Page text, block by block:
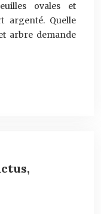
ovales et
argenté. Quelle
arbre demande